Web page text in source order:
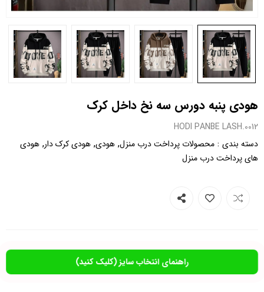
هودی پنبه دورس سه نخ داخل کرک
0012.HODI PANBE LASH
دسته بندی : محصولات پرداخت درب منزل, هودی, هودی کرک دار, هودی
های پرداخت درب منزل
راهنمای انتخاب سایز (کلیک کنید)